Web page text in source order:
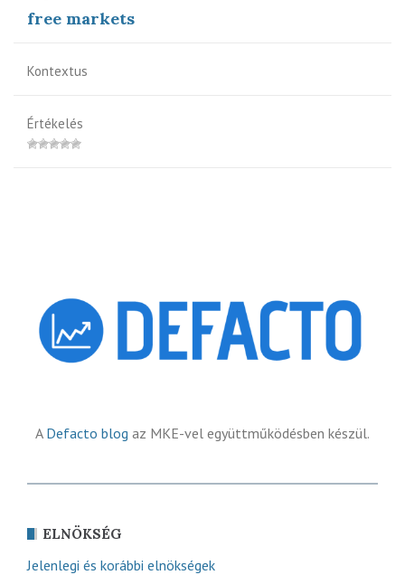
free markets
Kontextus
Értékelés
A Defacto blog az MKE-vel együttműködésben készül.
ELNÖKSÉG
Jelenlegi és korábbi elnökségek